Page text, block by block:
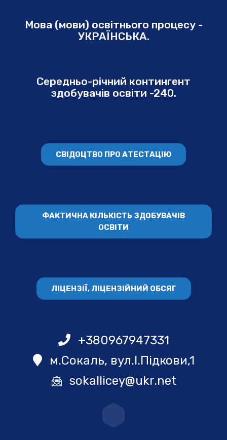
Мова (мови) освітнього процесу -
УКРАЇНСЬКА.
Середньо-річний контингент
здобувачів освіти -240.
СВІДОЦТВО ПРО АТЕСТАЦІЮ
ФАКТИЧНА КІЛЬКІСТЬ ЗДОБУВАЧІВ
ОСВІТИ
ЛІЦЕНЗІЇ, ЛІЦЕНЗІЙНИЙ ОБСЯГ
+380967947331
м.Сокаль, вул.І.Підкови,1
sokallicey@ukr.net